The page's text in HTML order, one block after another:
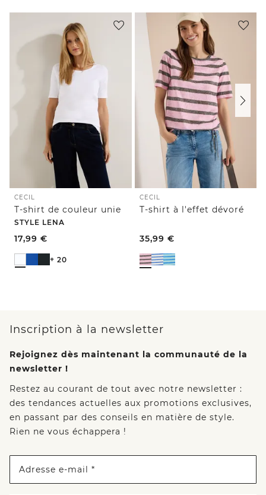
CECIL
T-shirt de couleur unie
STYLE LENA
17,99 €
+ 20
CECIL
T-shirt à l'effet dévoré
35,99 €
Inscription à la newsletter
Rejoignez dès maintenant la communauté de la
newsletter !
Restez au courant de tout avec notre newsletter :
des tendances actuelles aux promotions exclusives,
en passant par des conseils en matière de style.
Rien ne vous échappera !
Adresse e-mail *